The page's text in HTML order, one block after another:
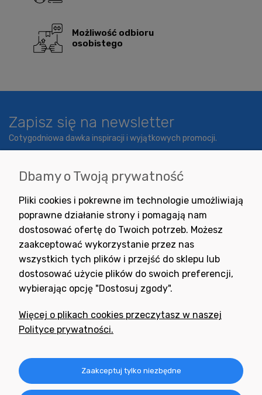
Możliwość odbioru
osobistego
Zapisz się na newsletter
Cotygodniowa dawka inspiracji i wyjątkowych promocji.
Wyrażam zgodę na otrzymywanie newslettera z inspiracjami,
nowościami i promocjami.
Potrzebujesz pomocy
+48 791 806 804
Informacje
Dbamy o Twoją prywatność
Pliki cookies i pokrewne im technologie umożliwiają
poprawne działanie strony i pomagają nam
dostosować ofertę do Twoich potrzeb. Możesz
zaakceptować wykorzystanie przez nas
wszystkich tych plików i przejść do sklepu lub
dostosować użycie plików do swoich preferencji,
wybierając opcję "Dostosuj zgody".
Więcej o plikach cookies przeczytasz w naszej
Polityce prywatności.
Zaakceptuj tylko niezbędne